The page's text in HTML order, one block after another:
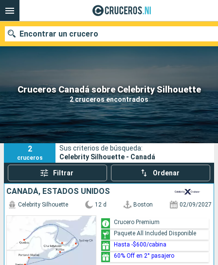
Cruceros Canadá sobre Celebrity Silhouette
2 cruceros encontrados
Encontrar un crucero
Nuestros destinos
Fecha de salida
Puertos Compañías
Buscar
2
cruceros
Sus criterios de búsqueda:
Celebrity Silhouette - Canadá
Filtrar Ordenar
CANADÁ, ESTADOS UNIDOS
Celebrity Silhouette 12 d Boston 02/09/2027
Crucero Premium
Paquete All Included Disponible
Hasta -$600/cabina
60% Off en 2° pasajero